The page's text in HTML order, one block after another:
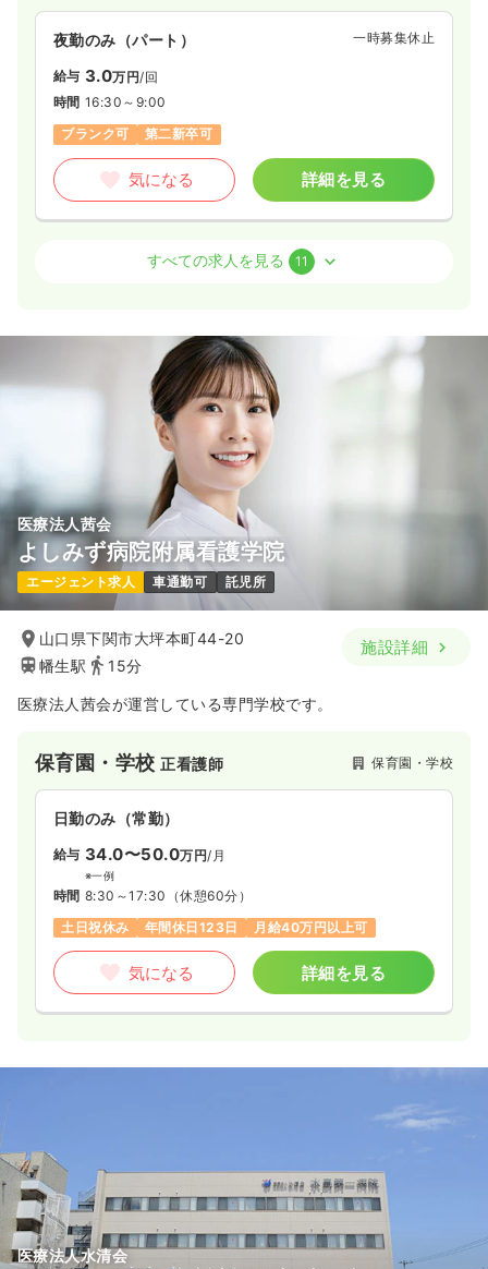
ブランク可
第二新卒可
気になる
救急外来正看護師 一般病院
2交代（常勤）
担当業務未経験可
第二新卒可
月給36万円以上可
気になる
病棟助産師
2交代（常勤）
給与 30.9万円/月 賞与79.1万円
※一例
時間 8:30～17:30
4週8休以上
気になる 詳細を見る
病棟認定看護師
32.7
※経験7年の例
時間 8:30～17:30
4週8休以上
月給32万円以上可
気になる 詳細を見る
外来正看護師 一般病院
一時募集休止
給与
※経験5年の例
時間 8:30～17:30
4週8休以上
担当業務未経験可 ブランク可
第二新卒可
月給23万円以上可
夜勤のみ（パート） 一時募集休止
給与 3.0万円/回
時間 16:30～9:00
ブランク可
第二新卒可
気になる 詳細を見る
/月 賞与2回
時間 8:30～17:00（休憩60分）
ブランク可 月給26万円以上可
気になる
日勤のみ（パート）
給与 時給1,450円〜
時間 8:30～17:00
ブランク可
時給1,400円以上可
気になる
透析正看護師 一般病院
日勤のみ（常勤）
給与 26.5〜32.1万円/月
※一例
時間 8:30～17:00 （休憩60分）
日曜休み
4週8休以上 ブランク可 月給32万円以上可
気になる 詳細を見る
時間
8:00～16:30
日祝休み
月給32万円以上可
すべての求人を見る 11
医療法人茜会
よしみず病院附属看護学院
エージェント求人 車通勤可 託児所
山口県下関市大坪本町44-20
幡生駅
15分
施設詳細
医療法人茜会が運営している専門学校です。
保育園・学校正看護師 保育園・学校
日勤のみ（常勤）
給与 34.0〜50.0万円/月
※一例
時間 8:30～17:30 （休憩60分）
土日祝休み
年間休日123日 月給40万円以上可
気になる 詳細を見る
医療法人水清会